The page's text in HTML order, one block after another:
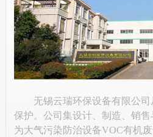
无锡云瑞环保设备有限公司
保护。公司集设计、制造、销
为大气污染防治设备VOC有机